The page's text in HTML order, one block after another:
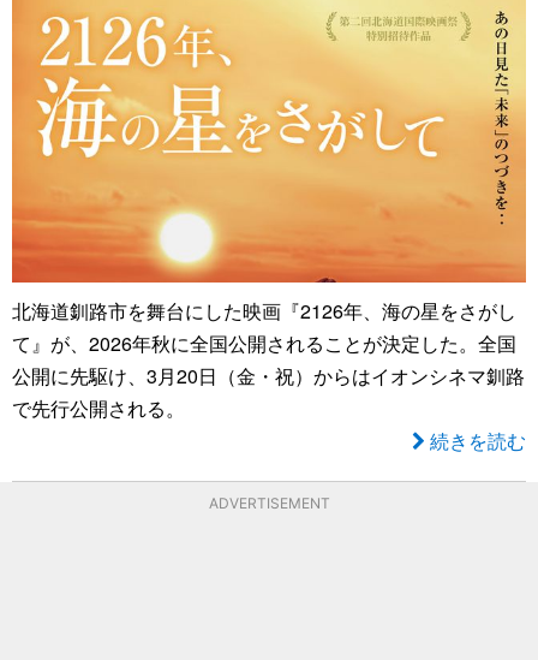
北海道釧路市を舞台にした映画『2126年、海の星をさがし
て』が、2026年秋に全国公開されることが決定した。全国
公開に先駆け、3月20日（金・祝）からはイオンシネマ釧路
で先行公開される。
続きを読む
ADVERTISEMENT